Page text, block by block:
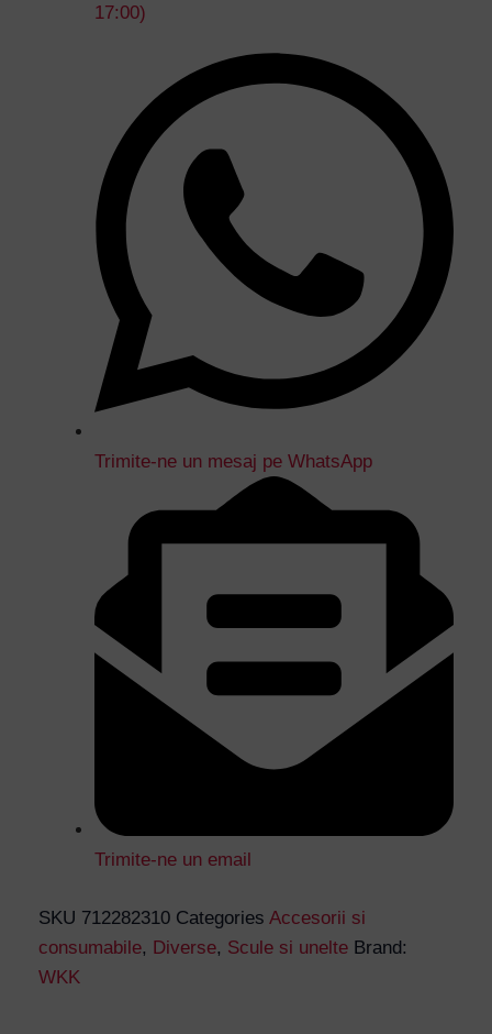
17:00)
Trimite-ne un mesaj pe WhatsApp
Trimite-ne un email
SKU 712282310 Categories Accesorii si
consumabile, Diverse, Scule si unelte Brand:
WKK